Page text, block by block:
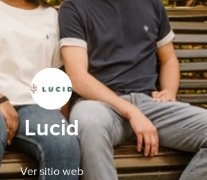
Lucid
Ver sitio web